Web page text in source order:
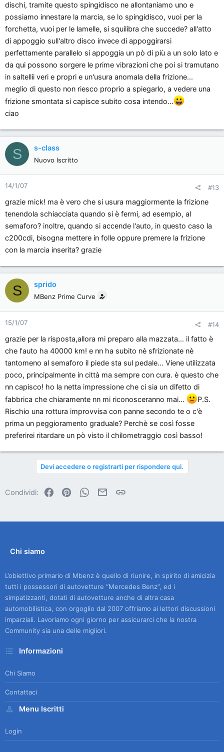
dischi, tramite questo spingidisco ne allontaniamo uno e
possiamo innestare la marcia, se lo spingidisco, vuoi per la
forchetta, vuoi per le lamelle, si squilibra che succede? all'atto
di appoggio sull'altro disco invece di appoggirarsi
perfettamente parallelo si appoggia un pò di più a un solo lato e
da qui possono sorgere le prime vibrazioni che poi si tramutano
in saltellii veri e propri e un'usura anomala della frizione...
meglio di questo non riesco proprio a spiegarlo, a vedere una
frizione smontata si capisce subito cosa intendo...
ciao
S s-class
Nuovo Iscritto
14/1/07 #13
grazie mick! ma è vero che si usura maggiormente la frizione
tenendola schiacciata quando si è fermi, ad esempio, al
semaforo? inoltre, quando si accende l'auto, in questo caso la
c200cdi, bisogna mettere in folle oppure premere la frizione
con la marcia inserita? grazie
S sprido
MBenz Prime Curve
15/1/07 #14
grazie per la risposta,allora mi preparo alla mazzata... il fatto è
che l'auto ha 40000 km! e nn ha subito nè sfrizionate nè
tantomeno al semaforo il piede sta sul pedale... Viene utilizzata
poco, principalmente in città ma sempre con cura. è questo che
nn capisco! ho la netta impressione che ci sia un difetto di
fabbrica che chiaramente nn mi riconosceranno mai...
P.S.
Rischio una rottura improvvisa con panne secondo te o c'è
prima un peggioramento graduale? Perchè se così fosse
preferirei ritardare un pò visto il chilometraggio così basso!
Devi accedere o registrarti per rispondere qui.
Condividi: FacebookPinterestWhatsApp
Email
Chi siamo
L’obiettivo primario di Mbenz è quello di riunire, in spirito di amicizia
tutti i possessori di autovetture “Mercedes Benz”, ed i
simpatizzanti, dotati di autovetture anche di altra casa
automobilistica, con orgoglio dal 2007 offriamo ai lettori discussioni
imparziali. Lavoriamo ogni giorno per assicurarci che la nostra
Community sia una delle migliori.
Informazioni
Chi Siamo
Contattaci
Menu Iscritti
Login